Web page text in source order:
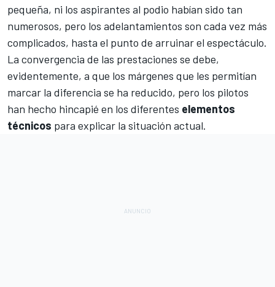
pequeña, ni los aspirantes al podio habían sido tan
numerosos, pero los adelantamientos son cada vez más
complicados, hasta el punto de arruinar el espectáculo.
La convergencia de las prestaciones se debe,
evidentemente, a que los márgenes que les permitían
marcar la diferencia se ha reducido, pero los pilotos
han hecho hincapié en los diferentes elementos
técnicos para explicar la situación actual.